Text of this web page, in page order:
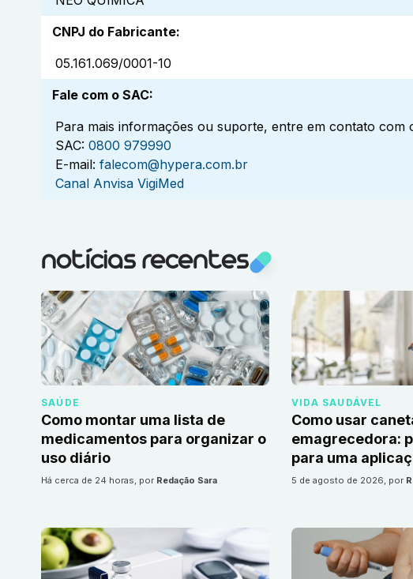
CNPJ do Fabricante:
05.161.069/0001-10
Fale com o SAC:
Para mais informações ou suporte, entre em contato
SAC: 0800 979990
E-mail: falecom@hypera.com.br
Canal Anvisa VigiMed
notícias recentes
SAÚDE
Como montar uma lista de
medicamentos para organizar o
uso diário
há cerca de 24 horas, por Redação Sara
VIDA SAUDÁVEL
Como usar
emagrecedora:
para uma
5 de agosto de 2026, por